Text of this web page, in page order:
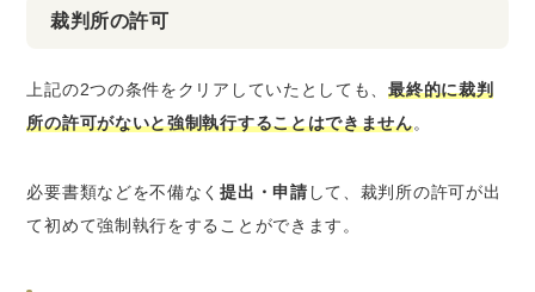
裁判所の許可
上記の2つの条件をクリアしていたとしても、最終的に裁判
所の許可がないと強制執行することはできません。
必要書類などを不備なく提出・申請 して、裁判所の許可が出
て初めて強制執行をすることができます。